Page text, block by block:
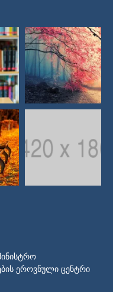
ეროვნული ცენტრი